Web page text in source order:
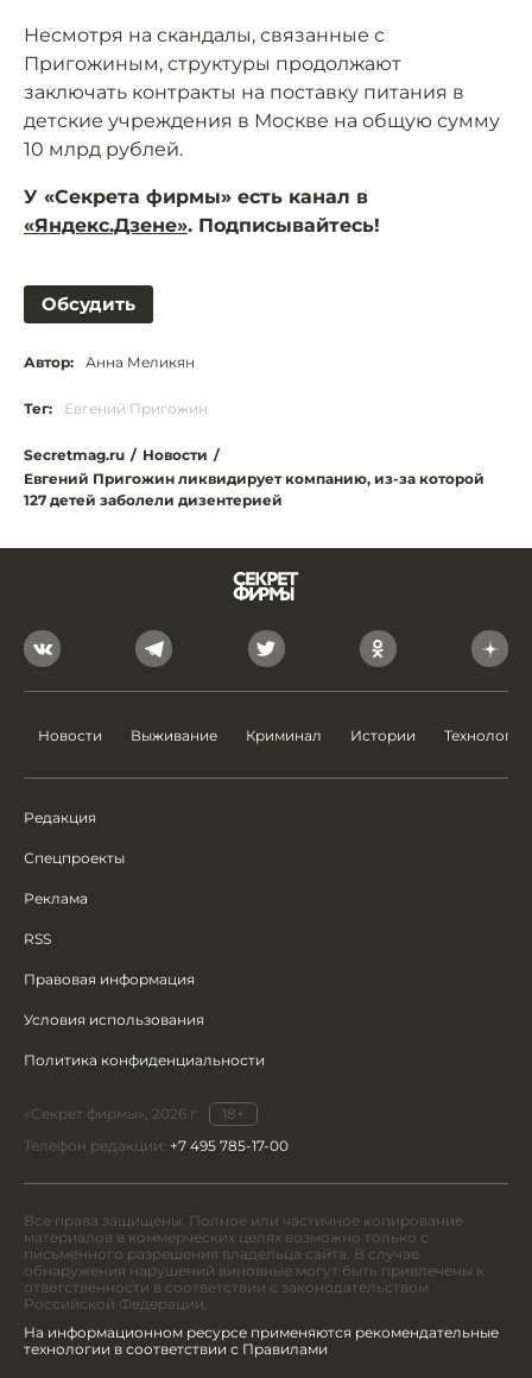
Несмотря на скандалы, связанные с
Пригожиным, структуры продолжают
заключать контракты на поставку питания в
детские учреждения в Москве на общую сумму
10 млрд рублей.
У «Секрета фирмы» есть канал в
«Яндекс.Дзене». Подписывайтесь!
Обсудить
Автор: Анна Меликян
Тег: Евгений Пригожин
Secretmag.ru / Новости /
Евгений Пригожин ликвидирует компанию, из-за которой
127 детей заболели дизентерией
Новости Выживание Криминал Истории Технологии
Редакция
Спецпроекты
Реклама
RSS
Правовая информация
Условия использования
Политика конфиденциальности
«Секрет фирмы», 2026 г.
18+
Телефон редакции: +7 495 785-17-00
Все права защищены. Полное или частичное копирование
материалов в коммерческих целях возможно только с
письменного разрешения владельца сайта. В случае
обнаружения нарушений виновные могут быть привлечены к
ответственности в соответствии с законодательством
Российской Федерации.
На информационном ресурсе применяются рекомендательные
технологии в соответствии с Правилами